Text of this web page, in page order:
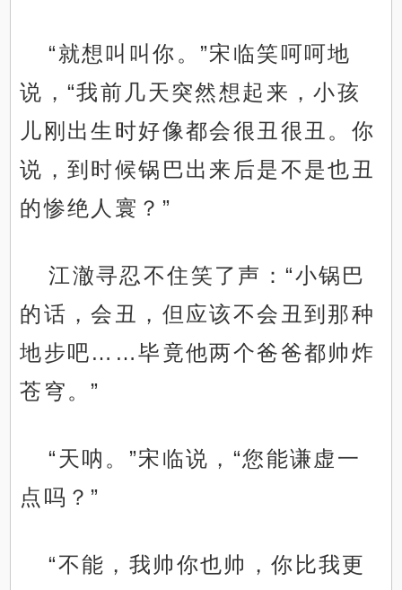
“就想叫叫你。”宋临笑呵呵地
说，“我前几天突然想起来，小孩
儿刚出生时好像都会很丑很丑。你
说，到时候锅巴出来后是不是也丑
的惨绝人寰？”
江澈寻忍不住笑了声：“小锅巴
的话，会丑，但应该不会丑到那种
地步吧……毕竟他两个爸爸都帅炸
苍穹。”
“天呐。”宋临说，“您能谦虚一
点吗？”
“不能，我帅你也帅，你比我更